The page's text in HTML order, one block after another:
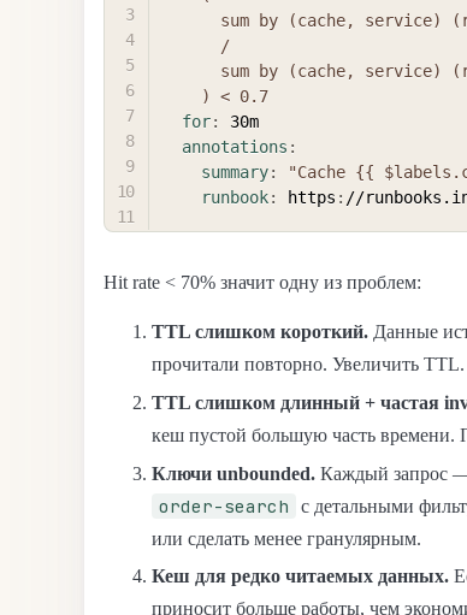
    ) < 0.7
for:
30m
annotations :
summary:
"Cache {{
runbook: https : //
Hit rate < 70% значит одну из проблем:
TTL слишком короткий. Данные
прочитали повторно. Увеличить TTL.
TTL слишком длинный + частая
кеш пустой большую часть времени.
Ключи unbounded. Каждый запрос
order-search
с детальными
или сделать менее гранулярным.
Кеш для редко читаемых данных.
приносит больше работы, чем